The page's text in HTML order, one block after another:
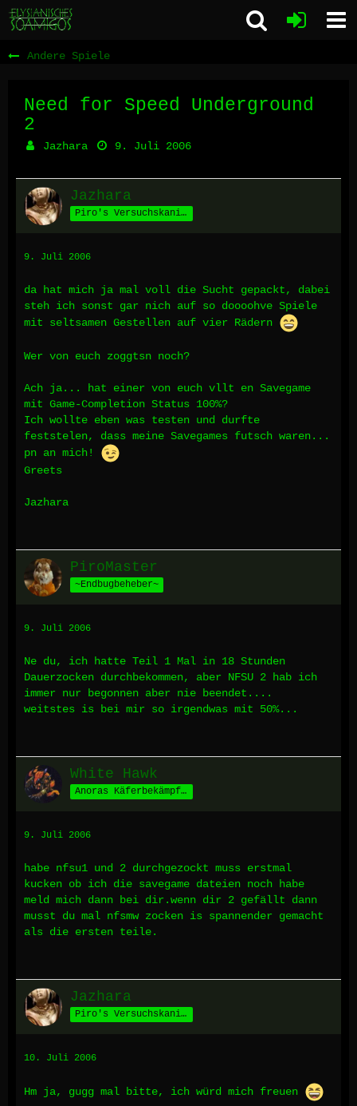
Andere Spiele
Need for Speed Underground
2
Jazhara 9. Juli 2006
Jazhara
Piro's Versuchskaninchen
9. Juli 2006
da hat mich ja mal voll die Sucht gepackt, dabei
steh ich sonst gar nich auf so doooohve Spiele
mit seltsamen Gestellen auf vier Rädern
Wer von euch zoggtsn noch?
Ach ja... hat einer von euch vllt en Savegame
mit Game-Completion Status 100%?
Ich wollte eben was testen und durfte
feststelen, dass meine Savegames futsch waren...
pn an mich!
Greets
Jazhara
PiroMaster
~Endbugbeheber~
9. Juli 2006
Ne du, ich hatte Teil 1 Mal in 18 Stunden
Dauerzocken durchbekommen, aber NFSU 2 hab ich
immer nur begonnen aber nie beendet....
weitstes is bei mir so irgendwas mit 50%...
White Hawk
Anoras Käferbekämpfer
9. Juli 2006
habe nfsu1 und 2 durchgezockt muss erstmal
kucken ob ich die savegame dateien noch habe
meld mich dann bei dir.wenn dir 2 gefällt dann
musst du mal nfsmw zocken is spannender gemacht
als die ersten teile.
Jazhara
Piro's Versuchskaninchen
10. Juli 2006
Hm ja, gugg mal bitte, ich würd mich freuen